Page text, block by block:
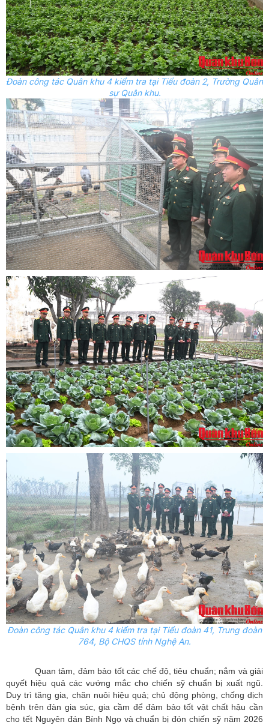
Đoàn công tác Quân khu 4 kiểm tra tại Tiểu đoàn 2, Trường Quân
sự Quân khu.
Đoàn công tác Quân khu 4 kiểm tra tại Tiểu đoàn 41, Trung đoàn
764, Bộ CHQS tỉnh Nghệ An.
Quan tâm, đảm bảo tốt các chế độ, tiêu chuẩn; nắm và giải
quyết hiệu quả các vướng mắc cho chiến sỹ chuẩn bị xuất ngũ.
Duy trì tăng gia, chăn nuôi hiệu quả; chủ động phòng, chống dịch
bệnh trên đàn gia súc, gia cầm để đảm bảo tốt vật chất hậu cần
cho tết Nguyên đán Bính Ngọ và chuẩn bị đón chiến sỹ năm 2026